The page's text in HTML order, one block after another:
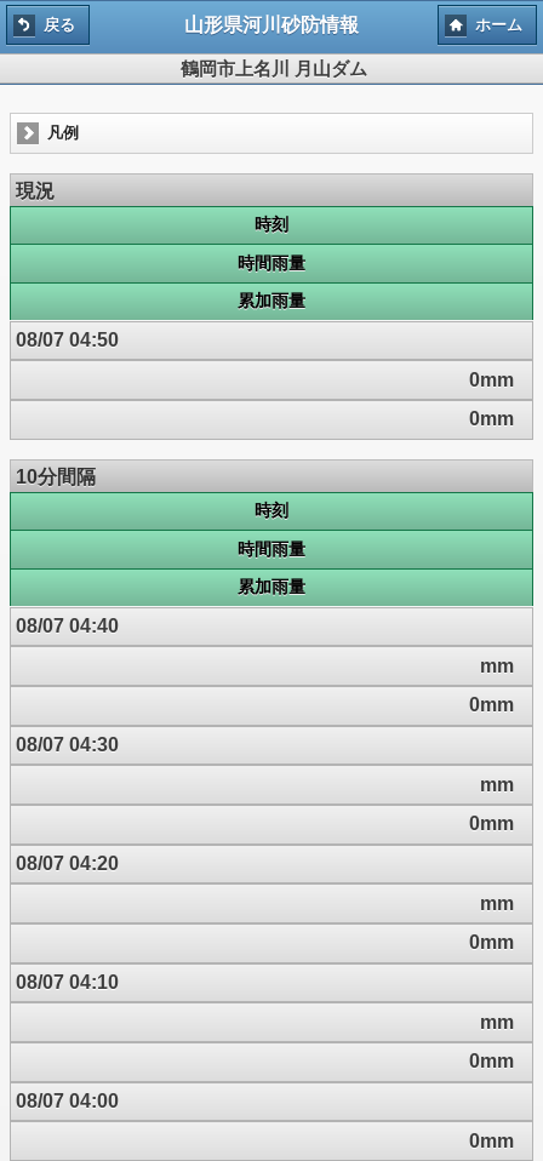
戻る 山形県河川砂防情報 ホーム
鶴岡市上名川 月山ダム
凡例
現況
時刻
時間雨量
累加雨量
08/07 04:50
0mm
0mm
10分間隔
時刻
時間雨量
累加雨量
08/07 04:40
mm
0mm
08/07 04:30
mm
0mm
08/07 04:20
mm
0mm
08/07 04:10
mm
0mm
08/07 04:00
0mm